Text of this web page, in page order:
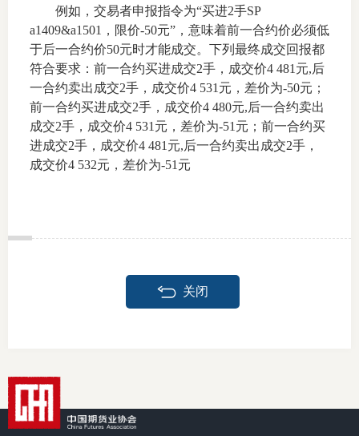
网上投
例如，交易者申报指令为“买进2手SP
a1409&a1501，限价-50元”，意味着前一合约价必须低
于后一合约价50元时才能成交。下列最终成交回报都
符合要求：前一合约买进成交2手，成交价4 481元,后
一合约卖出成交2手，成交价4 531元，差价为-50元；
前一合约买进成交2手，成交价4 480元,后一合约卖出
成交2手，成交价4 531元，差价为-51元；前一合约买
进成交2手，成交价4 481元,后一合约卖出成交2手，
成交价4 532元，差价为-51元
关闭